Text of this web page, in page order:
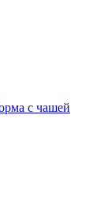
с чашей